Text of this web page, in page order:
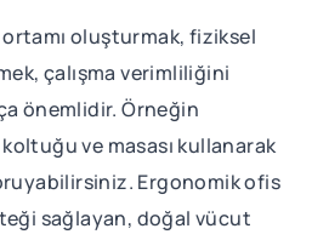
oluşturmak, fiziksel
çalışma verimliliğini
önemlidir. Örneğin
ve masası kullanarak
Ergonomik ofis
sağlayan, doğal vücut